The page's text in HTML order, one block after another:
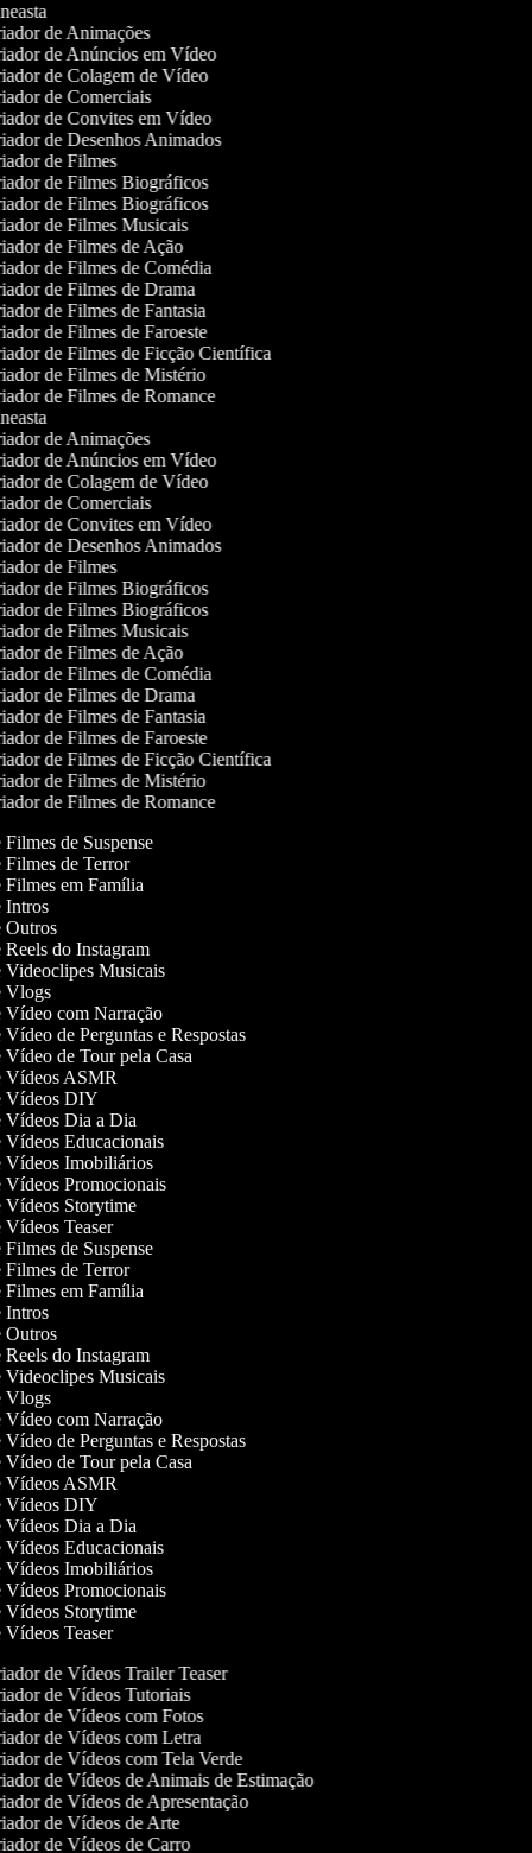
de Animações
de Anúncios em Vídeo
de Colagem de Vídeo
de Comerciais
de Convites em Vídeo
de Desenhos Animados
de Filmes
de Filmes Biográficos
de Filmes Biográficos
de Filmes Musicais
de Filmes de Ação
de Filmes de Comédia
de Filmes de Drama
de Filmes de Fantasia
de Filmes de Faroeste
de Filmes de Ficção Científica
de Filmes de Mistério
de Filmes de Romance
de Animações
de Anúncios em Vídeo
de Colagem de Vídeo
de Comerciais
de Convites em Vídeo
de Desenhos Animados
de Filmes
de Filmes Biográficos
de Filmes Biográficos
de Filmes Musicais
de Filmes de Ação
de Filmes de Comédia
de Filmes de Drama
de Filmes de Fantasia
de Filmes de Faroeste
de Filmes de Ficção Científica
de Filmes de Mistério
de Filmes de Romance
Filmes de Suspense
Filmes de Terror
Filmes em Família
Intros
Outros
Reels do Instagram
Videoclipes Musicais
Vlogs
Vídeo com Narração
Vídeo de Perguntas e Respostas
Vídeo de Tour pela Casa
Vídeos ASMR
Vídeos DIY
Vídeos Dia a Dia
Vídeos Educacionais
Vídeos Imobiliários
Vídeos Promocionais
Vídeos Storytime
Vídeos Teaser
Filmes de Suspense
Filmes de Terror
Filmes em Família
Intros
Outros
Reels do Instagram
Videoclipes Musicais
Vlogs
Vídeo com Narração
Vídeo de Perguntas e Respostas
Vídeo de Tour pela Casa
Vídeos ASMR
Vídeos DIY
Vídeos Dia a Dia
Vídeos Educacionais
Vídeos Imobiliários
Vídeos Promocionais
Vídeos Storytime
Vídeos Teaser
de Vídeos Trailer Teaser
de Vídeos Tutoriais
de Vídeos com Fotos
de Vídeos com Letra
de Vídeos com Tela Verde
de Vídeos de Animais de Estimação
de Vídeos de Apresentação
de Vídeos de Arte
de Vídeos de Carro